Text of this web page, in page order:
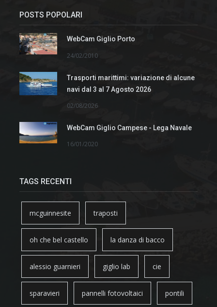
POSTS POPOLARI
WebCam Giglio Porto
24/02/2010
Trasporti marittimi: variazione di alcune
navi dal 3 al 7 Agosto 2026
02/08/2026
WebCam Giglio Campese - Lega Navale
16/01/2020
TAGS RECENTI
mcguinnesite traposti
oh che bel castello la danza di bacco
alessio guarnieri giglio lab cie
sparavieri pannelli fotovoltaici pontili